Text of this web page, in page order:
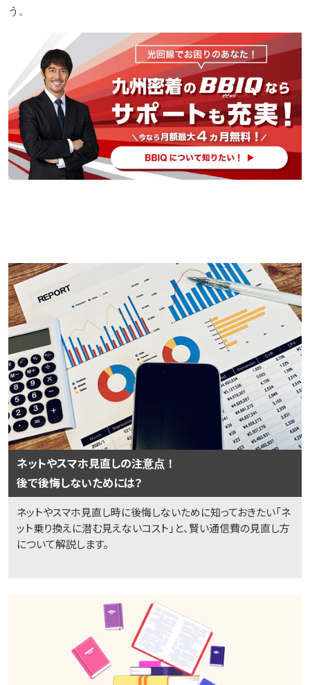
う。
ネットやスマホ見直しの注意点！
後で後悔しないためには？
ネットやスマホ見直し時に後悔しないために知っておきたい「ネ
ット乗り換えに潜む見えないコスト」と、賢い通信費の見直し方
について解説します。